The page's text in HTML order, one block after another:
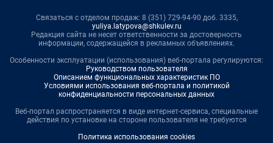
Связаться с отделом продаж: 8 (351) 729-94-90 доб. 3335,
yuliya.latypova@shkulev.ru
Редакция сайта не несет ответственности за достоверность
информации, содержащейся в рекламных объявлениях.
Особенности эксплуатации (использования) веб-портала регулируются:
Руководством пользователя
Описанием функциональных характеристик ПО
Условиями использования веб-портала и политикой
конфиденциальности персональных данных
Веб-портал распространяется в виде интернет-сервиса, специальные
действия по установке на стороне пользователя не требуются
Политика использования cookies